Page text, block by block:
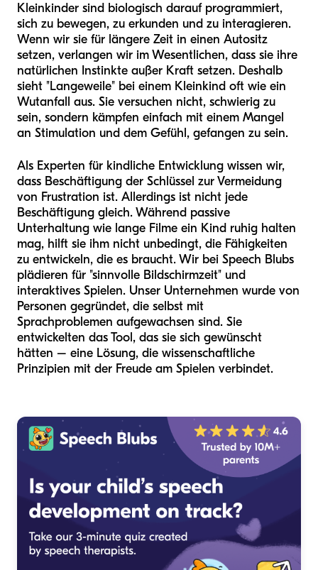
Kleinkinder sind biologisch darauf programmiert,
sich zu bewegen, zu erkunden und zu interagieren.
Wenn wir sie für längere Zeit in einen Autositz
setzen, verlangen wir im Wesentlichen, dass sie ihre
natürlichen Instinkte außer Kraft setzen. Deshalb
sieht "Langeweile" bei einem Kleinkind oft wie ein
Wutanfall aus. Sie versuchen nicht, schwierig zu
sein, sondern kämpfen einfach mit einem Mangel
an Stimulation und dem Gefühl, gefangen zu sein.
Als Experten für kindliche Entwicklung wissen wir,
dass Beschäftigung der Schlüssel zur Vermeidung
von Frustration ist. Allerdings ist nicht jede
Beschäftigung gleich. Während passive
Unterhaltung wie lange Filme ein Kind ruhig halten
mag, hilft sie ihm nicht unbedingt, die Fähigkeiten
zu entwickeln, die es braucht. Wir bei Speech Blubs
plädieren für "sinnvolle Bildschirmzeit" und
interaktives Spielen. Unser Unternehmen wurde von
Personen gegründet, die selbst mit
Sprachproblemen aufgewachsen sind. Sie
entwickelten das Tool, das sie sich gewünscht
hätten – eine Lösung, die wissenschaftliche
Prinzipien mit der Freude am Spielen verbindet.